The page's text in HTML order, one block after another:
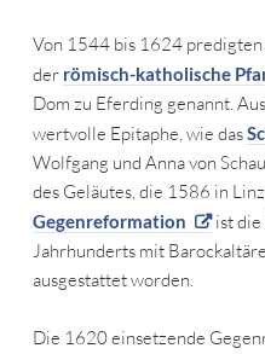
Von 1544 bis 1624
der römisch-katholische
Dom zu Eferding genannt.
wertvolle Epitaphe, wie das
Wolfgang und Anna von
des Geläutes, die 1586 in
Gegenreformation
ist die
Jahrhunderts mit
ausgestattet worden.
Die 1620 einsetzende